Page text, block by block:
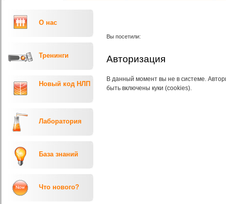
Вы посетили:
Авторизация
В данный момент вы не в системе.
быть включены куки (cookies).
О нас
Тренинги
Новый код НЛП
Лаборатория
База знаний
Что нового?